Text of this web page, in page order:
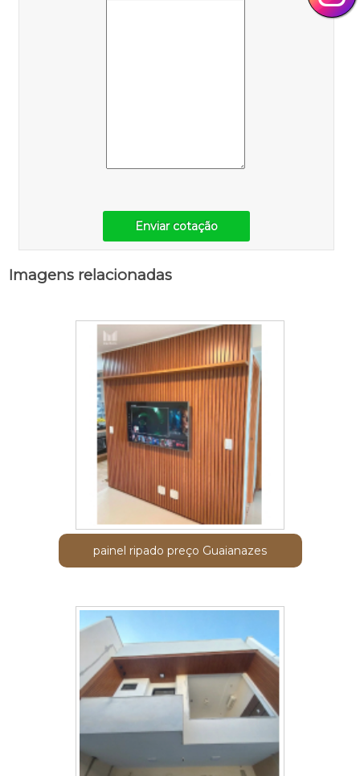
Enviar cotação
Imagens relacionadas
painel ripado preço Guaianazes